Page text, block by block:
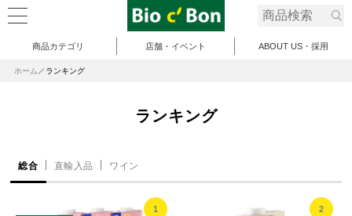
商品カテゴリ 店舗・イベント ABOUT US・採用
ホーム ランキング
ランキング
総合 直輸入品 ワイン
1 2